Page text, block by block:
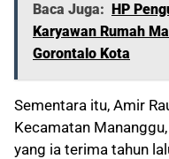
Baca Juga: HP
Karyawan Rumah
Gorontalo Kota
Sementara itu, Amir
Kecamatan
yang ia terima tahun